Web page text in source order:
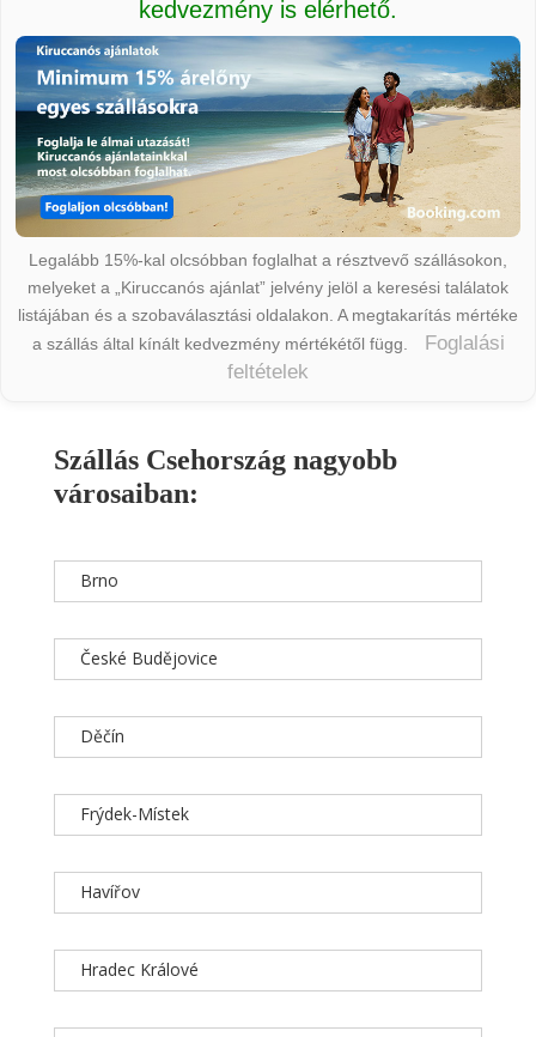
kedvezmény is elérhető.
Legalább 15%-kal olcsóbban foglalhat a résztvevő szállásokon,
melyeket a „Kiruccanós ajánlat” jelvény jelöl a keresési találatok
listájában és a szobaválasztási oldalakon. A megtakarítás mértéke
a szállás által kínált kedvezmény mértékétől függ.
Foglalási
feltételek
Szállás Csehország nagyobb
városaiban:
Brno
České Budějovice
Děčín
Frýdek-Místek
Havířov
Hradec Králové